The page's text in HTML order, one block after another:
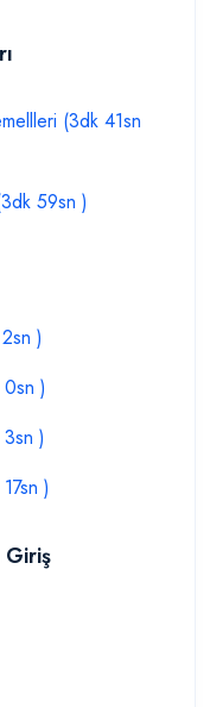
(3dk 41sn
59sn )
)
)
)
)